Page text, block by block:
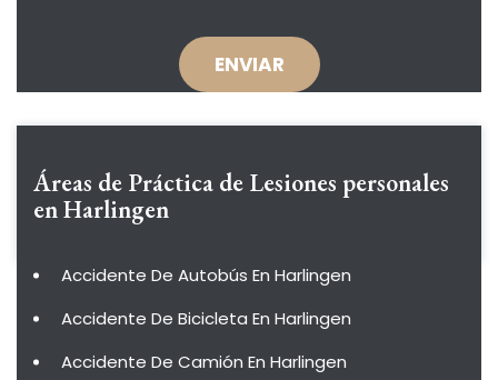
Áreas de Práctica de Lesiones personales
en Harlingen
Accidente De Autobús En Harlingen
Accidente De Bicicleta En Harlingen
Accidente De Camión En Harlingen